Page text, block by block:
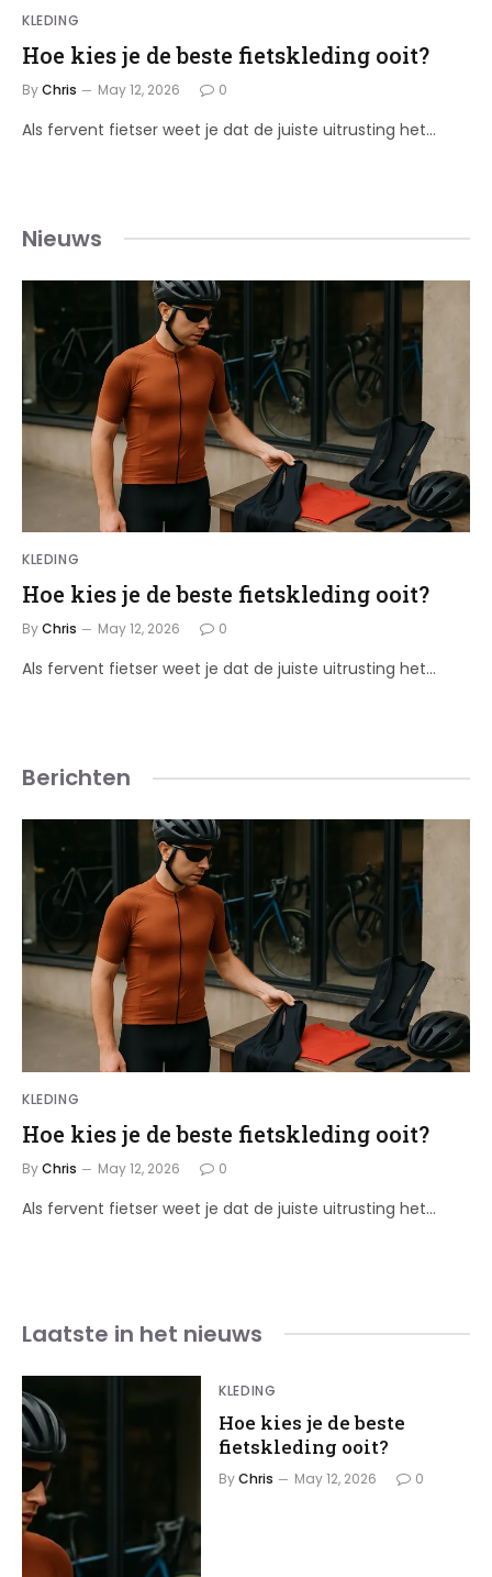
KLEDING
Hoe kies je de beste fietskleding ooit?
ByChris May 12, 2026 0
Als fervent fietser weet je dat de juiste uitrusting het…
Nieuws
KLEDING
Hoe kies je de beste fietskleding ooit?
ByChris May 12, 2026 0
Als fervent fietser weet je dat de juiste uitrusting het…
Berichten
KLEDING
Hoe kies je de beste fietskleding ooit?
ByChris May 12, 2026 0
Als fervent fietser weet je dat de juiste uitrusting het…
Laatste in het nieuws
KLEDING
Hoe kies je de beste
fietskleding ooit?
ByChris May 12, 2026 0